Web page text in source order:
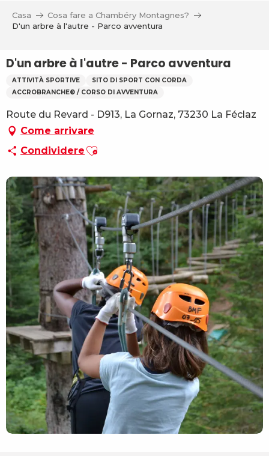
Casa
Cosa fare a Chambéry Montagnes?
D'un arbre à l'autre - Parco avventura
D'un arbre à l'autre - Parco avventura
ATTIVITÀ SPORTIVE
SITO DI SPORT CON CORDA
ACCROBRANCHE® / CORSO DI AVVENTURA
Route du Revard - D913, La Gornaz, 73230 La Féclaz
Come arrivare
Condividere Ajouter aux favoris